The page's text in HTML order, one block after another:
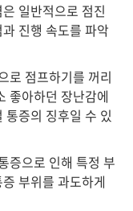
일반적으로 점진
진행 속도를 파악
로 점프하기를 꺼리
좋아하던 장난감에
증의 징후일 수 있
증으로 인해 특정 부
부위를 과도하게